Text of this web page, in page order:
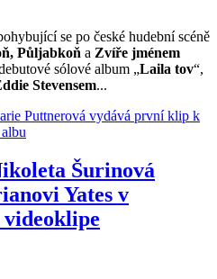
se po české hudební scéně
Půljabkoň a Zvíře jménem
sólové album „Laila tov“,
Stevensem...
Puttnerová vydává první klip k
Šurinová
Yates v
videoklipe